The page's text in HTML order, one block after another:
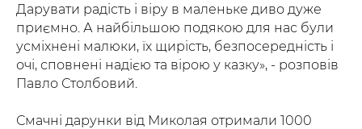
Дарувати радість і віру в маленьке диво дуже
приємно. А найбільшою подякою для нас були
усміхнені малюки, їх щирість, безпосередність і
очі, сповнені надією та вірою у казку», - розповів
Павло Столбовий.
Смачні дарунки від Миколая отримали 1000